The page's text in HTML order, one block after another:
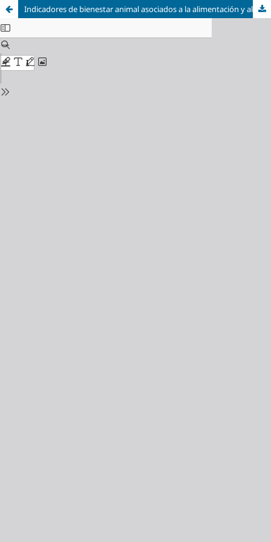
Indicadores de bienestar animal asociados a la alimentación y alojamiento en cuyes de crecimiento